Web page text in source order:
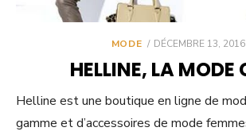
MODE
POSTED
DÉCEMBRE 13, 2016
HELLINE, LA MODE
Helline est une boutique en ligne de
gamme et d’accessoires de mode